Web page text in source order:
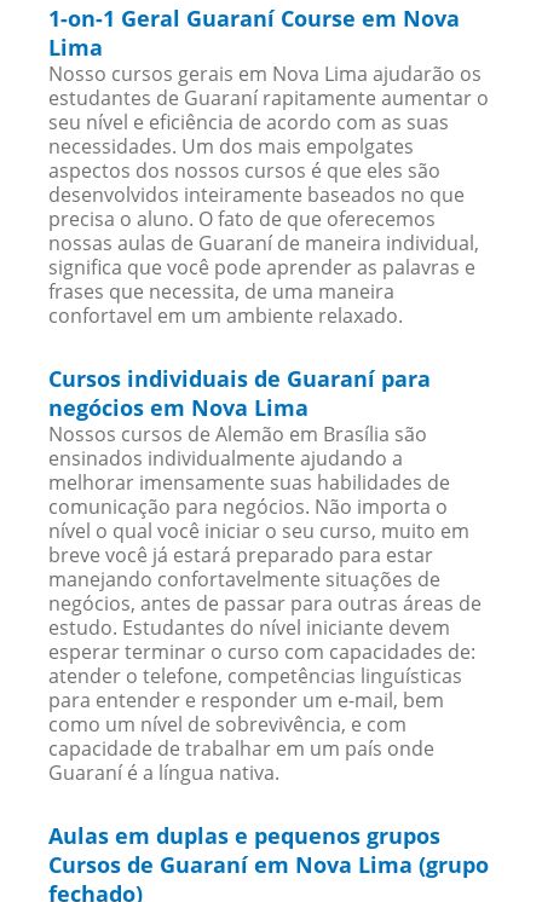
1-on-1 Geral Guaraní Course em Nova
Lima
Nosso cursos gerais em Nova Lima ajudarão os
estudantes de Guaraní rapitamente aumentar o
seu nível e eficiência de acordo com as suas
necessidades. Um dos mais empolgates
aspectos dos nossos cursos é que eles são
desenvolvidos inteiramente baseados no que
precisa o aluno. O fato de que oferecemos
nossas aulas de Guaraní de maneira individual,
significa que você pode aprender as palavras e
frases que necessita, de uma maneira
confortavel em um ambiente relaxado.
Cursos individuais de Guaraní para
negócios em Nova Lima
Nossos cursos de Alemão em Brasília são
ensinados individualmente ajudando a
melhorar imensamente suas habilidades de
comunicação para negócios. Não importa o
nível o qual você iniciar o seu curso, muito em
breve você já estará preparado para estar
manejando confortavelmente situações de
negócios, antes de passar para outras áreas de
estudo. Estudantes do nível iniciante devem
esperar terminar o curso com capacidades de:
atender o telefone, competências linguísticas
para entender e responder um e-mail, bem
como um nível de sobrevivência, e com
capacidade de trabalhar em um país onde
Guaraní é a língua nativa.
Aulas em duplas e pequenos grupos
Cursos de Guaraní em Nova Lima (grupo
fechado)